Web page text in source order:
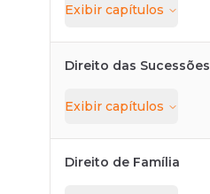
Exibir capítulos
Direito das Sucessões
Exibir capítulos
Direito de Família